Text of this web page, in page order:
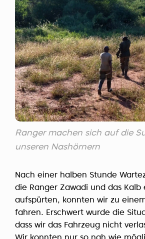
Ranger machen sich auf die
unseren Nashörnern
Nach einer halben Stunde
die Ranger Zawadi und das Kalb
aufspürten, konnten wir zu
fahren. Erschwert wurde die
dass wir das Fahrzeug nicht